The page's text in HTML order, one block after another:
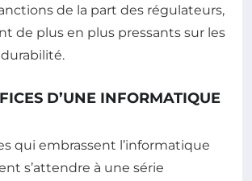
de la part des régulateurs,
de plus en plus pressants sur les
D’UNE INFORMATIQUE
qui embrassent l’informatique
s’attendre à une série